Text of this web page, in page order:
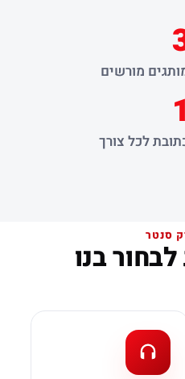
מורשים
1
לכל צורך
סנטר
בנו